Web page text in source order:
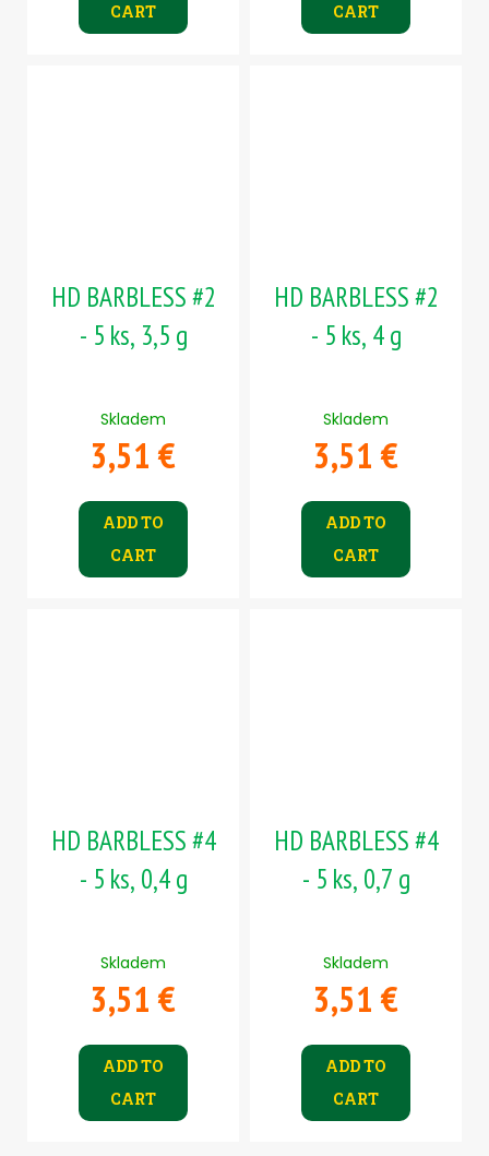
CART
CART
HD BARBLESS #2
- 5 ks, 3,5 g
Skladem
3,51 €
ADD TO
CART
HD BARBLESS #2
- 5 ks, 4 g
Skladem
3,51 €
ADD TO
CART
HD BARBLESS #4
- 5 ks, 0,4 g
Skladem
3,51 €
ADD TO
CART
HD BARBLESS #4
- 5 ks, 0,7 g
Skladem
3,51 €
ADD TO
CART